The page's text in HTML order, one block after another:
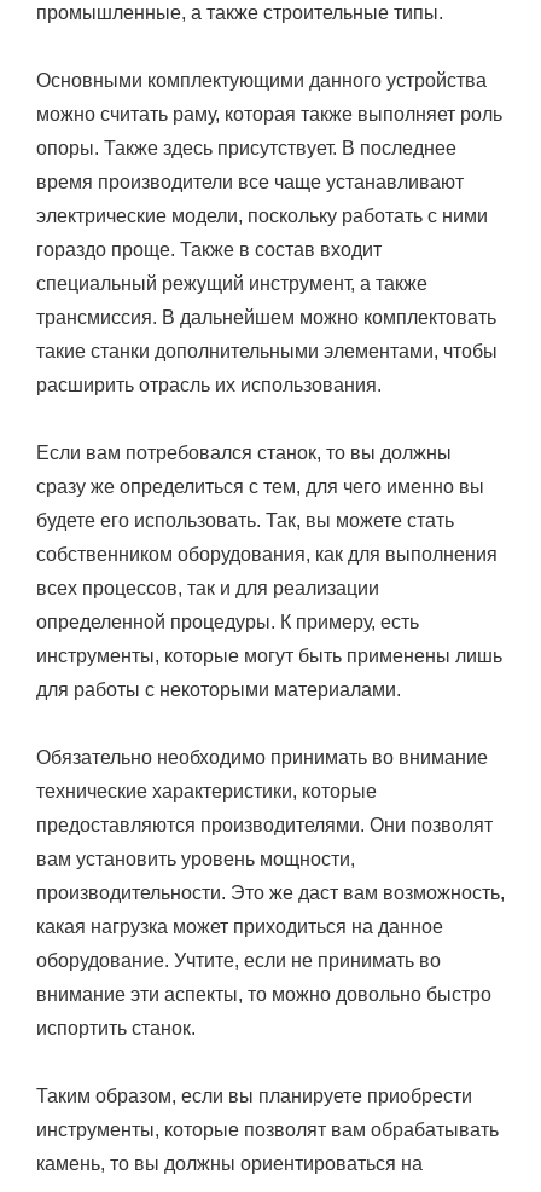
промышленные, а также строительные типы.
Основными комплектующими данного устройства
можно считать раму, которая также выполняет роль
опоры. Также здесь присутствует. В последнее
время производители все чаще устанавливают
электрические модели, поскольку работать с ними
гораздо проще. Также в состав входит
специальный режущий инструмент, а также
трансмиссия. В дальнейшем можно комплектовать
такие станки дополнительными элементами, чтобы
расширить отрасль их использования.
Если вам потребовался станок, то вы должны
сразу же определиться с тем, для чего именно вы
будете его использовать. Так, вы можете стать
собственником оборудования, как для выполнения
всех процессов, так и для реализации
определенной процедуры. К примеру, есть
инструменты, которые могут быть применены лишь
для работы с некоторыми материалами.
Обязательно необходимо принимать во внимание
технические характеристики, которые
предоставляются производителями. Они позволят
вам установить уровень мощности,
производительности. Это же даст вам возможность,
какая нагрузка может приходиться на данное
оборудование. Учтите, если не принимать во
внимание эти аспекты, то можно довольно быстро
испортить станок.
Таким образом, если вы планируете приобрести
инструменты, которые позволят вам обрабатывать
камень, то вы должны ориентироваться на